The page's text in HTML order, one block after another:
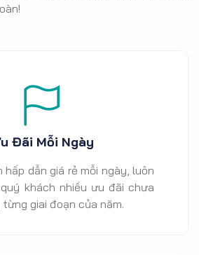
Đãi Mỗi Ngày
hấp dẫn giá rẻ mỗi ngày, luôn
khách nhiều ưu đãi chưa
giai đoạn của năm.